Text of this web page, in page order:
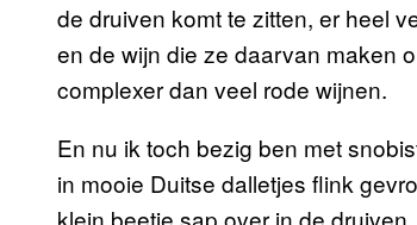
de druiven komt te zitten, er heel
en de wijn die ze daarvan maken
complexer dan veel rode wijnen.
En nu ik toch bezig ben met
in mooie Duitse dalletjes flink